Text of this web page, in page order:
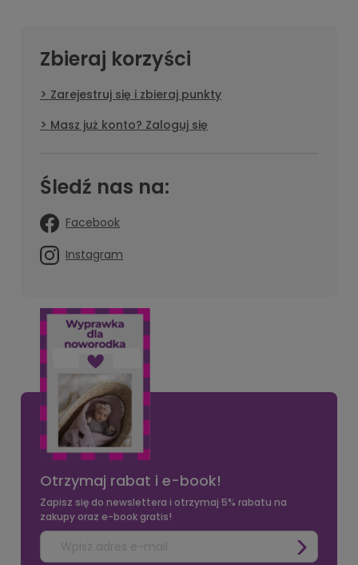
Zbieraj korzyści
Zarejestruj się i zbieraj punkty
Masz już konto? Zaloguj się
Śledź nas na:
Facebook
Instagram
Otrzymaj rabat i e-book!
Zapisz się do newslettera i otrzymaj 5% rabatu na
zakupy oraz e-book gratis!